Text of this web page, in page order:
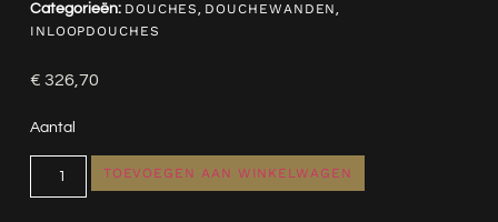
Categorieën: DOUCHES, DOUCHEWANDEN,
INLOOPDOUCHES
€ 326,70
Aantal
TOEVOEGEN AAN WINKELWAGEN